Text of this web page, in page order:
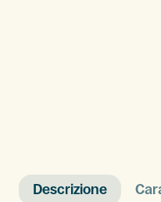
Descrizione